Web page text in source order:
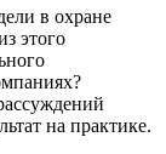
в охране
этого
на практике.